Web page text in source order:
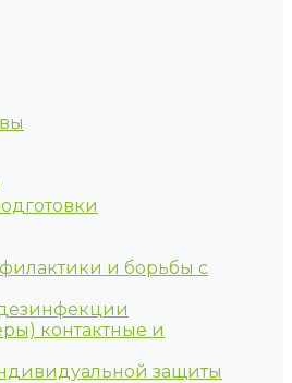
и борьбы с
контактные и
защиты